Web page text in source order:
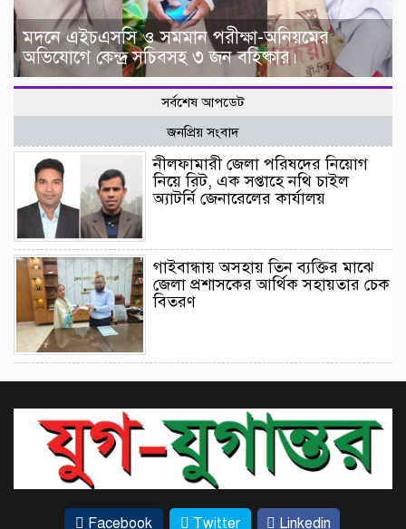
মদনে এইচএসসি ও সমমান পরীক্ষা-অনিয়মের
অভিযোগে কেন্দ্র সচিবসহ ৩ জন বহিষ্কার।
সর্বশেষ আপডেট
জনপ্রিয় সংবাদ
নীলফামারী জেলা পরিষদের নিয়োগ
নিয়ে রিট, এক সপ্তাহে নথি চাইল
অ্যাটর্নি জেনারেলের কার্যালয়
গাইবান্ধায় অসহায় তিন ব্যক্তির মাঝে
জেলা প্রশাসকের আর্থিক সহায়তার চেক
বিতরণ
রিয়ালে ভবিষ্যৎ নিয়ে জল্পনা আরও
ভিনিসিয়ুস
হাজী আবুল হোসেন আদর্শ উচ্চ
বিদ্যালয়ে বিনামূল্যে মেডিকেল ও
ফিজিওথেরাপি হেলথ ক্যাম্প
Facebook Twitter
Linkedin